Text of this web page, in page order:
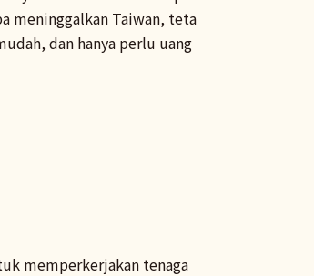
meninggalkan Taiwan, teta
dan hanya perlu uang
memperkerjakan tenaga